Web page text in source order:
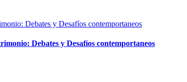
Debates y Desafíos contemportaneos